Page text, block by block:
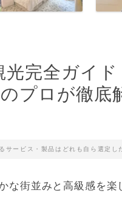
光完全ガイ
プロが徹底
ービス・製品はどれも自ら選定し
な街並みと高級感を楽